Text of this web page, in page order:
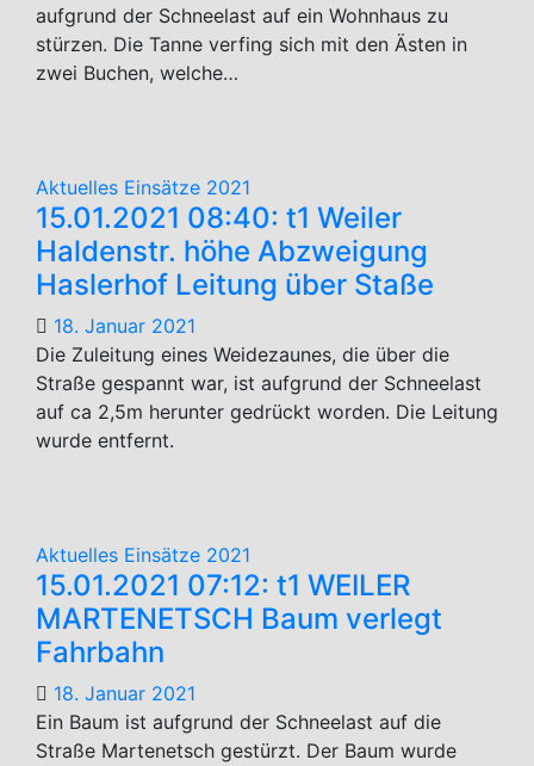
aufgrund der Schneelast auf ein Wohnhaus zu
stürzen. Die Tanne verfing sich mit den Ästen in
zwei Buchen, welche…
Aktuelles Einsätze 2021
15.01.2021 08:40: t1 Weiler
Haldenstr. höhe Abzweigung
Haslerhof Leitung über Staße
18. Januar 2021
Die Zuleitung eines Weidezaunes, die über die
Straße gespannt war, ist aufgrund der Schneelast
auf ca 2,5m herunter gedrückt worden. Die Leitung
wurde entfernt.
Aktuelles Einsätze 2021
15.01.2021 07:12: t1 WEILER
MARTENETSCH Baum verlegt
Fahrbahn
18. Januar 2021
Ein Baum ist aufgrund der Schneelast auf die
Straße Martenetsch gestürzt. Der Baum wurde